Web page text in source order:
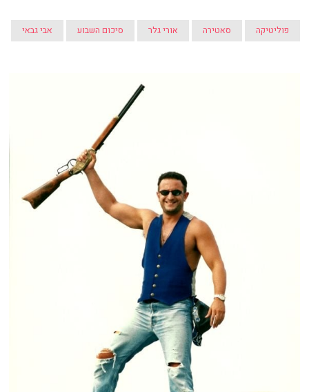
פוליטיקה סאטירה אורי גלר סיכום השבוע אבי גבאי